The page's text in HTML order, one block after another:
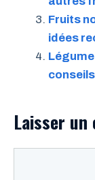
Fruits
idées
Laisser